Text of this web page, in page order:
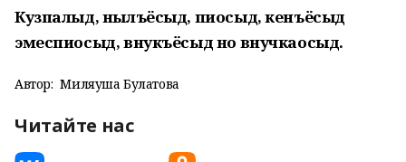
Кузпалыд, нылъёсыд, пиосыд, кенъёсыд
эмеспиосыд, внукъёсыд но внучкаосыд.
Автор: Миляуша Булатова
Читайте нас